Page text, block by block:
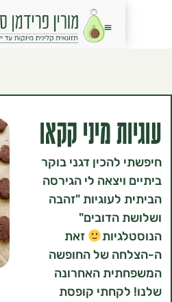
מיני קקאו
דגני בוקר
לי הגירסה
"זהבה
הדובים"
זאת
של החופשה
האחרונה
קופסת